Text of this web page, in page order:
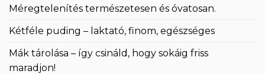
Méregtelenítés természetesen és óvatosan.
Kétféle puding – laktató, finom, egészséges
Mák tárolása – így csináld, hogy sokáig friss
maradjon!